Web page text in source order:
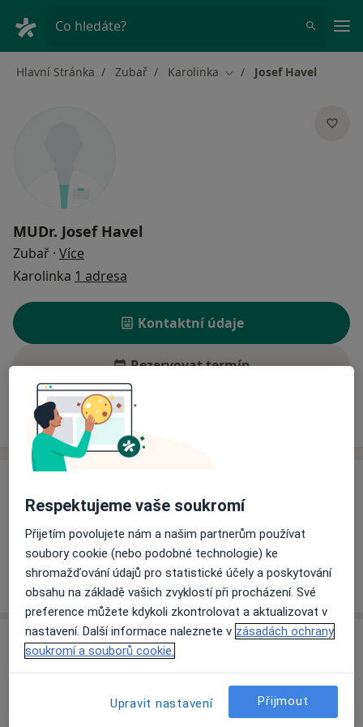
Co hledáte?
Hlavní Stránka Zubař Karolinka Změna města
Josef Havel
MUDr. Josef Havel
Zubař · Více
Karolinka 1 adresa
Kontaktní údaje
Rezervovat termín
Ceník
Informace o službách a cenách nejsou k dispozici
Tento specialista ještě nepřidával žádné informace o
svých službách.
Adresa
Vsetínská 71, Karolinka75605
Respektujeme vaše soukromí
Přijetím povolujete nám a našim partnerům používat
soubory cookie (nebo podobné technologie) ke
shromažďování údajů pro statistické účely a poskytování
obsahu na základě vašich zvyklostí při procházení. Své
preference můžete kdykoli zkontrolovat a aktualizovat v
nastavení. Další informace naleznete v zásadách ochrany
soukromí a souborů cookie.
Upravit nastavení Přijmout